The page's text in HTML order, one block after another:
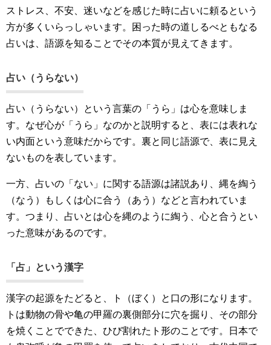
ストレス、不安、迷いなどを感じた時に占いに頼るという
方が多くいらっしゃいます。困った時の道しるべともなる
占いは、語源を知ることでその本質が見えてきます。
占い（うらない）
占い（うらない）という言葉の「うら」は心を意味しま
す。なぜ心が「うら」なのかと説明すると、表には表れな
い内面という意味だからです。裏と同じ語源で、表に見え
ないものを表しています。
一方、占いの「ない」に関する語源は諸説あり、縄を綯う
（なう）もしくは心に合う（あう）などと言われていま
す。つまり、占いとは心を縄のように綯う、心と合うとい
った意味があるのです。
「占」という漢字
漢字の起源をたどると、ト（ぼく）と口の形になります。
トは動物の骨や亀の甲羅の裏側部分に穴を掘り、その部分
を焼くことでできた、ひび割れたト形のことです。日本で